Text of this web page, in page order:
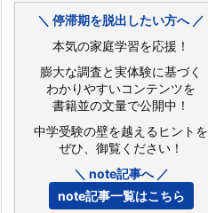
＼ 停滞期を脱出したい方へ ／
本気の家庭学習を応援！
膨大な調査と実体験に基づく
わかりやすいコンテンツを
書籍並の文量で公開中！
中学受験の壁を越えるヒントを
ぜひ、御覧ください！
＼ note記事へ ／
note記事一覧はこちら